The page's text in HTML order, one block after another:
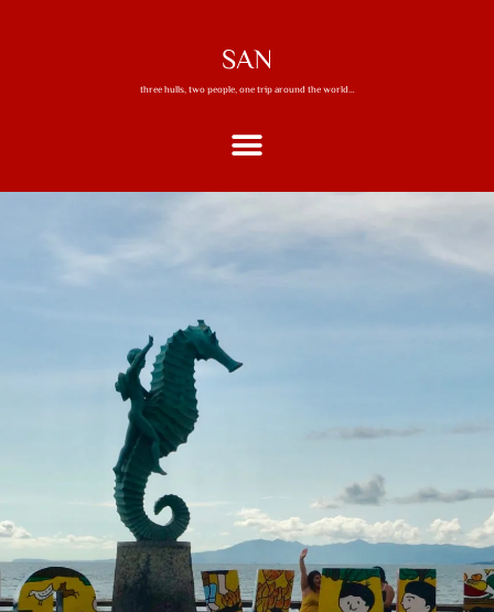
SAN
three hulls, two people, one trip around the world…